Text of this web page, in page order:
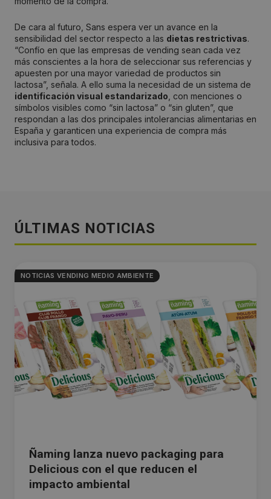
De cara al futuro, Sans espera ver un avance en la
sensibilidad del sector respecto a las dietas restrictivas.
“Confío en que las empresas de vending sean cada vez
más conscientes a la hora de seleccionar sus referencias y
apuesten por una mayor variedad de productos sin
lactosa”, señala. A ello suma la necesidad de un sistema de
identificación visual estandarizado , con menciones o
símbolos visibles como “sin lactosa” o “sin gluten”, que
respondan a las dos principales intolerancias alimentarias en
España y garanticen una experiencia de compra más
inclusiva para todos.
ÚLTIMAS NOTICIAS
NOTICIAS VENDING MEDIO AMBIENTE
Ñaming lanza nuevo packaging para
Delicious con el que reducen el
impacto ambiental